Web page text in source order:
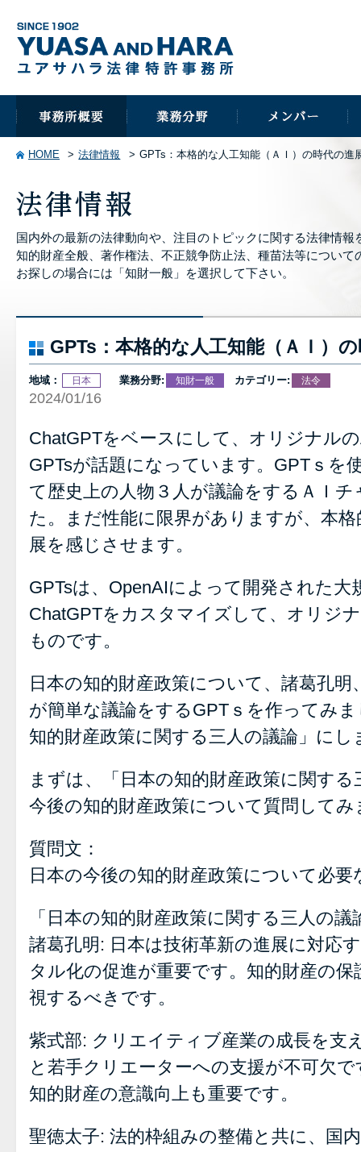
HOME 法律情報 GPTs：本格的な人工知能（ＡＩ）の時代の進
国内外の最新の法律動向や、注目のトピックに関する法律情報
知的財産全般、著作権法、不正競争防止法、種苗法等について
お探しの場合には「知財一般」を選択して下さい。
GPTs：本格的な人工知能（ＡＩ）
地域： 日本 業務分野: 知財一般 カテゴリー: 法令
2024/01/16
ChatGPTをベースにして、オリジナル
GPTsが話題になっています。GPTｓを
て歴史上の人物３人が議論をするＡＩ
た。まだ性能に限界がありますが、本
展を感じさせます。
GPTsは、OpenAIによって開発された大
ChatGPTをカスタマイズして、オリジ
ものです。
日本の知的財産政策について、諸葛孔明
が簡単な議論をするGPTｓを作ってみ
知的財産政策に関する三人の議論」にし
まずは、「日本の知的財産政策に関す
今後の知的財産政策について質問してみ
質問文：
日本の今後の知的財産政策について必
「日本の知的財産政策に関する三人の議
諸葛孔明: 日本は技術革新の進展に対応
タル化の促進が重要です。知的財産の
視するべきです。
紫式部: クリエイティブ産業の成長を支
と若手クリエーターへの支援が不可欠
知的財産の意識向上も重要です。
聖徳太子: 法的枠組みの整備と共に、国